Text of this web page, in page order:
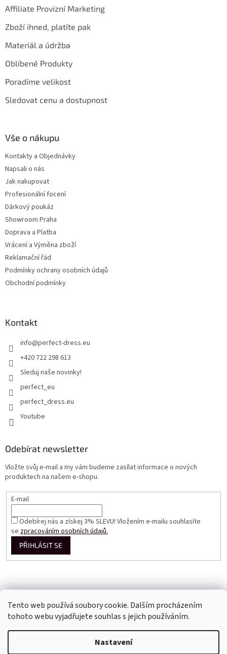
Tento web používá soubory cookie. Dalším procházením
tohoto webu vyjadřujete souhlas s jejich používáním.
Nastavení
Affiliate Provizní Marketing
Zboží ihned, platíte pak
Materiál a údržba
Oblíbené Produkty
Poradíme velikost
Sledovat cenu a dostupnost
Vše o nákupu
Kontakty a Objednávky
Napsali o nás
Jak nakupovat
Profesionální focení
Dárkový poukáz
Showroom Praha
Doprava a Platba
Vrácení a Výměna zboží
Reklamační řád
Podmínky ochrany osobních údajů
Obchodní podmínky
Kontakt
info@perfect-dress.eu
+420 722 298 613
Sleduj naše novinky!
perfect_eu
perfect_dress.eu
Youtube
Odebírat newsletter
Vložte svůj e-mail a my vám budeme zasílat informace o nových
produktech na našem e-shopu.
E-mail
Odebírej nás a získej 3% SLEVU! Vložením e-mailu souhlasíte
sezpracováním osobních údajů.
PŘIHLÁSIT SE